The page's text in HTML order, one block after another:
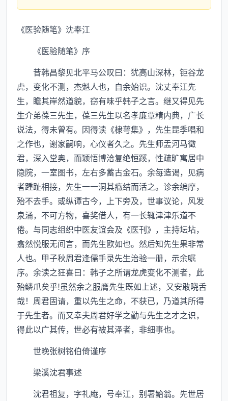
《医验随笔》沈奉江
《医验随笔》序
昔韩昌黎见北平马公叹曰：犹高山深林，钜谷龙
虎，变化不测，杰魁人也，自余始识。沈丈奉江先
生，瞻其岸然道貌，窃有味乎韩子之言。继又得见先
生介弟葆三先生，葆三先生以名孝廉覃精内典，广长
说法，得未曾有。因得读《棣萼集》，先生昆季唱和
之作也，谢家嗣响，心仪者久之。先生师盂河马徵
君，深入堂奥，而颖悟博洽复绝恒蹊，性疏旷寓居中
隐院，一室图书，左右多蓄古金石。余每造谒，见病
者踵趾相接，先生一一洞其癥结而活之。诊余编摩，
殆不去手。或纵谭古今，上下旁及，世事议论，风发
泉涌，不可方物，喜奖借人，有一长辄津津乐道不
倦。与同志组织中医友谊会及《医刊》，主持坛坫，
翕然悦服无间言，而先生欧如也。然后知先生果非常
人也。甲子秋周君逢儒手录先生治验一册，示余嘱
序。余读之狂喜曰：韩子之所谓龙虎变化不测者，此
殆鳞爪矣乎!虽然余之服膺先生既如上述，又安敢晓舌
哉！周君固请，重以先生之命，不获已，乃道其所得
于先生者。而又幸夫周君好学之勤与先生之才之识，
得此以广其传，世必有被其泽者，非细事也。
世晚张树铭伯倚谨序
梁溪沈君事述
沈君祖复，字礼庵，号奉江，别署鲐翁。先世居